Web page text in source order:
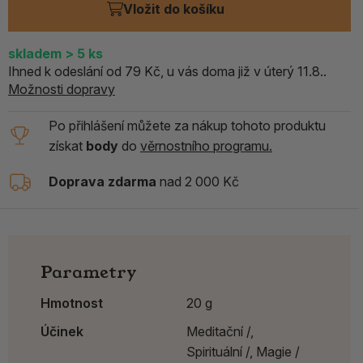
Vložit do košíku
skladem > 5 ks
Ihned k odeslání od 79 Kč, u vás doma již v úterý 11.8..
Možnosti dopravy
Po přihlášení můžete za nákup tohoto produktu
získat body do věrnostního programu.
Doprava zdarma nad 2 000 Kč
Parametry
Hmotnost
20 g
Účinek
Meditační /,
Spirituální /, Magie /